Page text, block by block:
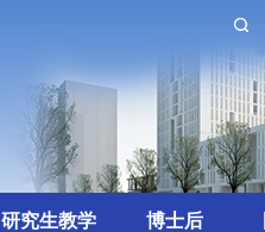
研究生教学 博士后